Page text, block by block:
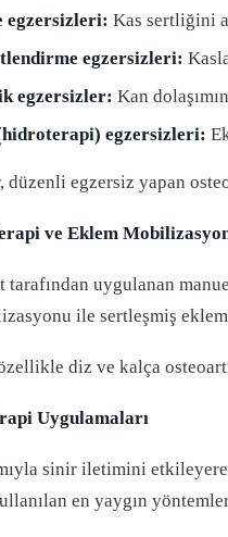
egzersizleri: Kas sertliğini
egzersizleri:
egzersizler: Kan
egzersizleri:
düzenli egzersiz yapan
ve Eklem
uygulanan
ile sertleşmiş
diz ve kalça
Uygulamaları
sinir iletimini
en yaygın